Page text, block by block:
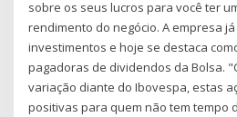
sobre os seus lucros para você ter
rendimento do negócio. A empresa
investimentos e hoje se destaca
pagadoras de dividendos da Bolsa.
variação diante do Ibovespa, estas
positivas para quem não tem tempo